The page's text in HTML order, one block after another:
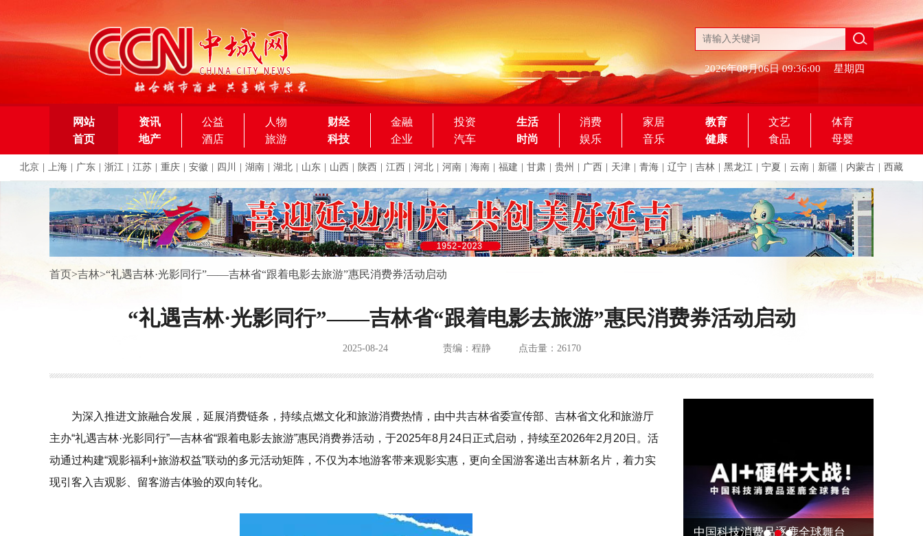
2026年08月06日 09:36:00 星期四
网站
首页
资讯 公益 人物 财经 金融 投资 生活 消费 家居 教育 文艺
体育
地产
酒店 旅游 科技 企业 汽车 时尚 娱乐 音乐 健康 食品 母婴
北京 上海 广东 浙江 江苏 重庆 安徽 四川 湖南 湖北 山东 山西 陕西 江西 河北 河南 海南 福建 甘肃 贵州 广西 天津 青海 辽宁 吉林 黑龙江 宁夏 云南 新疆 内蒙古 西藏
首页>吉林>“礼遇吉林·光影同行”——吉林省“跟着电影去旅游”惠民消费券活动启动
“礼遇吉林·光影同行”——吉林省“跟着电影去旅游”惠民消费券活动启动
2025-08-24 责编：程静 点击量：26170
为深入推进文旅融合发展，延展消费链条，持续点燃文化和旅游消费热情，由中共吉林省委宣传部、吉林省文化和旅游厅
主办“礼遇吉林·光影同行”—吉林省“跟着电影去旅游”惠民消费券活动，于2025年8月24日正式启动，持续至2026年2月20日。活
动通过构建“观影福利+旅游权益”联动的多元活动矩阵，不仅为本地游客带来观影实惠，更向全国游客递出吉林新名片，着力实
现引客入吉观影、留客游吉体验的双向转化。
中国科技消费品逐鹿全球舞台